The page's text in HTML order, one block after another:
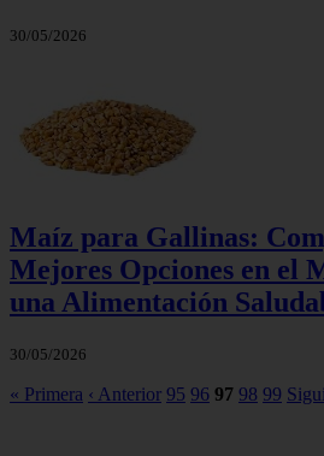
30/05/2026
Maíz para Gallinas:
Mejores Opciones en el
una Alimentación
30/05/2026
« Primera ‹ Anterior 95 96 97 98 99